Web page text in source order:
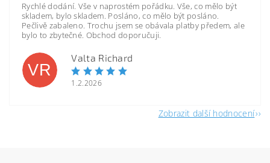
Rychlé dodání. Vše v naprostém pořádku. Vše, co mělo být
skladem, bylo skladem. Posláno, co mělo být posláno.
Pečlivě zabaleno. Trochu jsem se obávala platby předem, ale
bylo to zbytečné. Obchod doporučuji.
VR
Valta Richard
1.2.2026
Zobrazit další hodnocení